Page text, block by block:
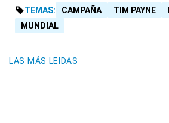
TEMAS: CAMPAÑA TIM PAYNE
MUNDIAL
LAS MÁS LEIDAS